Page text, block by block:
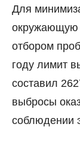
Для
окружающую
отбором
году лимит
составил
выбросы
соблюдении